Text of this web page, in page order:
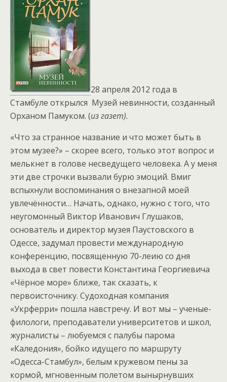
28 апреля 2012 года в
Стамбуле открылся Музей невинности, созданный
Орханом Памуком. (из газет).
«Что за странное название и что может быть в
этом музее?» – скорее всего, только этот вопрос и
мелькнет в голове несведущего человека. А у меня
эти две строчки вызвали бурю эмоций. Вмиг
вспыхнули воспоминания о внезапной моей
увлечённости… Начать, однако, нужно с того, что
неугомонный Виктор Иванович Глушаков,
основатель и директор музея Паустовского в
Одессе, задумал провести международную
конференцию, посвященную 70-леию со дня
выхода в свет повести Константина Георгиевича
«Чёрное море» ближе, так сказать, к
первоисточнику. Судоходная компания
«Укрферри» пошла навстречу. И вот мы – ученые-
филологи, преподаватели университетов и школ,
журналисты – любуемся с палубы парома
«Каледония», бойко идущего по маршруту
«Одесса-Стамбул», белым кружевом пены за
кормой, мгновенным полетом вынырнувших